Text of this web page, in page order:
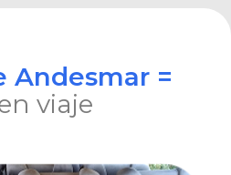
Andesmar =
viaje